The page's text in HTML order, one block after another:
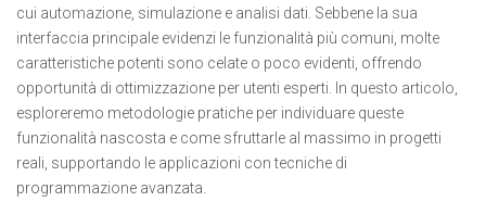
Home-Sin categoría- Valutazione delle funzionalità…
cui automazione, simulazione e analisi dati. Sebbene la sua
interfaccia principale evidenzi le funzionalità più comuni, molte
caratteristiche potenti sono celate o poco evidenti, offrendo
opportunità di ottimizzazione per utenti esperti. In questo articolo,
esploreremo metodologie pratiche per individuare queste
funzionalità nascosta e come sfruttarle al massimo in progetti
reali, supportando le applicazioni con tecniche di
programmazione avanzata.